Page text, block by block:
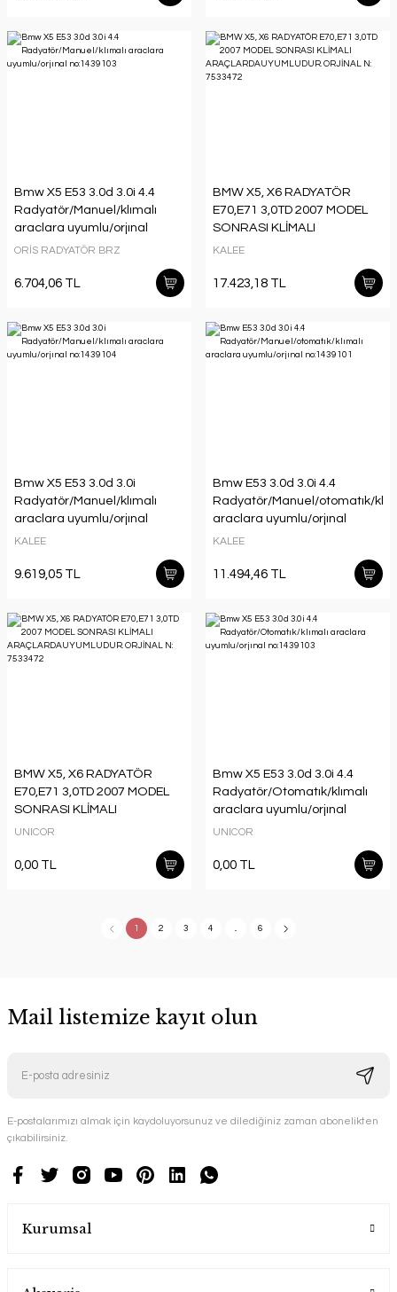
Bmw X5 E53 3.0d 3.0i 4.4
Radyatör/Manuel/klımalı
araclara uyumlu/orjınal
no:1439103
ORİS RADYATÖR BRZ
6.704,06 TL
BMW X5, X6 RADYATÖR
E70,E71 3,0TD 2007 MODEL
SONRASI KLİMALI
ARAÇLARDAUYUMLUDUR.
KALEE
17.423,18 TL
Bmw X5 E53 3.0d 3.0i
Radyatör/Manuel/klımalı
araclara uyumlu/orjınal
no:1439104
KALEE
9.619,05 TL
Bmw E53 3.0d 3.0i 4.4
Radyatör/Manuel/otomatık/
araclara uyumlu/orjınal
no:1439101
KALEE
11.494,46 TL
BMW X5, X6 RADYATÖR
E70,E71 3,0TD 2007 MODEL
SONRASI KLİMALI
ARAÇLARDAUYUMLUDUR.
UNICOR
0,00 TL
Bmw X5 E53 3.0d 3.0i 4.4
Radyatör/Otomatık/klımalı
araclara uyumlu/orjınal
no:1439103
UNICOR
0,00 TL
1 2 3 4 6
Mail listemize kayıt olun
E-postalarımızı almak için kaydoluyorsunuz ve dilediğiniz zaman abonelikten
çıkabilirsiniz.
Kurumsal